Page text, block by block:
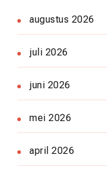
augustus 2026
juli 2026
juni 2026
mei 2026
april 2026